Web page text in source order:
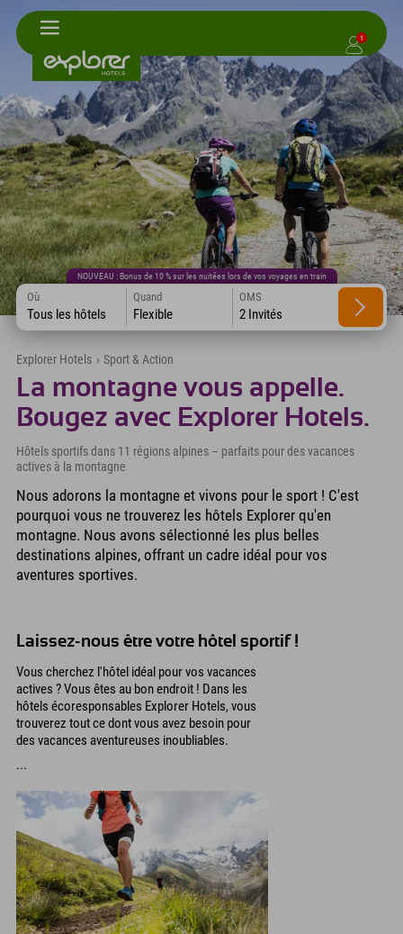
1
NOUVEAU : Bonus de 10 % sur les nuitées lors de vos voyages en train
Où
Tous les hôtels
Quand
Flexible
OMS
2 Invités
Explorer Hotels › Sport & Action
La montagne vous appelle.
Bougez avec Explorer Hotels.
Hôtels sportifs dans 11 régions alpines – parfaits pour des vacances
actives à la montagne
Nous adorons la montagne et vivons pour le sport ! C'est
pourquoi vous ne trouverez les hôtels Explorer qu'en
montagne. Nous avons sélectionné les plus belles
destinations alpines, offrant un cadre idéal pour vos
aventures sportives.
Laissez-nous être votre hôtel sportif !
Vous cherchez l'hôtel idéal pour vos vacances
actives ? Vous êtes au bon endroit ! Dans les
hôtels écoresponsables Explorer Hotels, vous
trouverez tout ce dont vous avez besoin pour
des vacances aventureuses inoubliables.
...